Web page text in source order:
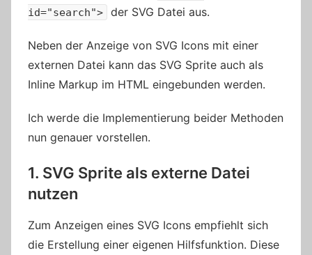
id="search">
der SVG Datei aus.
Neben der Anzeige von SVG Icons mit einer
externen Datei kann das SVG Sprite auch als
Inline Markup im HTML eingebunden werden.
Ich werde die Implementierung beider Methoden
nun genauer vorstellen.
1. SVG Sprite als externe Datei
nutzen
Zum Anzeigen eines SVG Icons empfiehlt sich
die Erstellung einer eigenen Hilfsfunktion. Diese